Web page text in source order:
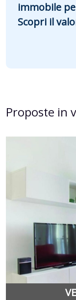
immobile
Scopri il
Proposte in